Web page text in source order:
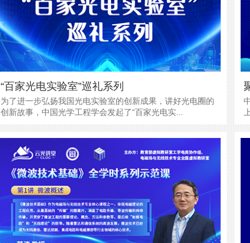
“百家光电实验室”巡礼系列
为了进一步弘扬我国光电实验室的创新成果，讲好光电圈的
创新故事，中国光学工程学会发起了“百家光电实...